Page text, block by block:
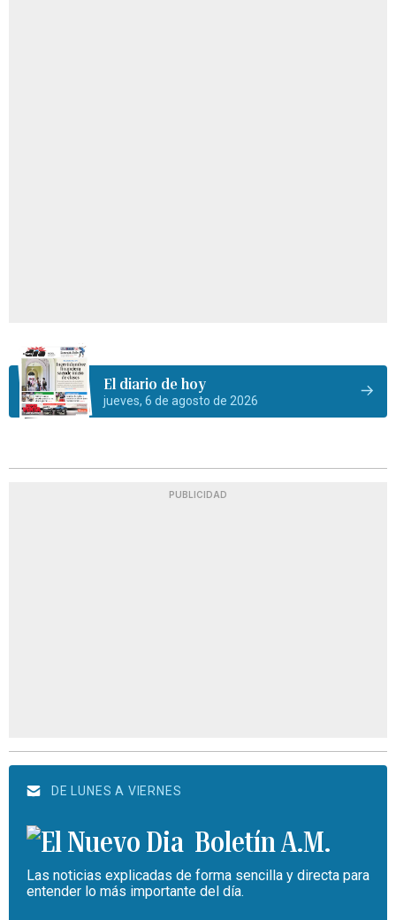
El diario de hoy
jueves, 6 de agosto de 2026
PUBLICIDAD
DE LUNES A VIERNES
Boletín A.M.
Las noticias explicadas de forma sencilla y directa para
entender lo más importante del día.